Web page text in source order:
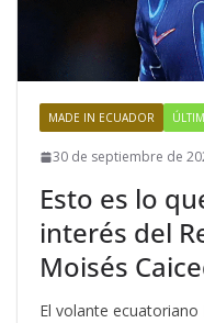
MADE IN ECUADOR
30 de septiembre de
Esto es lo
interés del
Moisés
El volante